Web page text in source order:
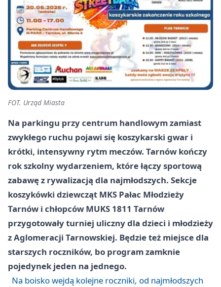
FOT. Urząd Miasta
Na parkingu przy centrum handlowym zamiast
zwykłego ruchu pojawi się koszykarski gwar i
krótki, intensywny rytm meczów. Tarnów kończy
rok szkolny wydarzeniem, które łączy sportową
zabawę z rywalizacją dla najmłodszych. Sekcje
koszykówki dziewcząt MKS Pałac Młodzieży
Tarnów i chłopców MUKS 1811 Tarnów
przygotowały turniej uliczny dla dzieci i młodzieży
z Aglomeracji Tarnowskiej. Będzie też miejsce dla
starszych roczników, bo program zamknie
pojedynek jeden na jednego.
Na boisko wejdą kolejne roczniki, od najmłodszych